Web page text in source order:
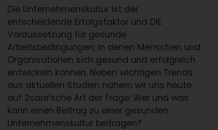
Die Unternehmenskultur ist der
entscheidende Erfolgsfaktor und DIE
Voraussetzung für gesunde
Arbeitsbedingungen, in denen Menschen und
Organisationen sich gesund und erfolgreich
entwickeln können. Neben wichtigen Trends
aus aktuellen Studien nähern wir uns heute
auf 2care’sche Art der Frage: Wer und was
kann einen Beitrag zu einer gesunden
Unternehmenskultur beitragen?